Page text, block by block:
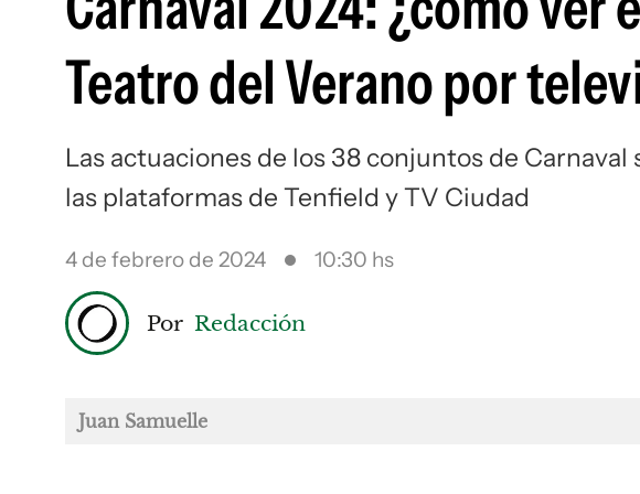
Teatro del Verano por
Las actuaciones de los 38 conjuntos de
las plataformas de Tenfield y TV Ciudad
4 de febrero de 2024 10:30 hs
Por Redacción
Juan Samuelle